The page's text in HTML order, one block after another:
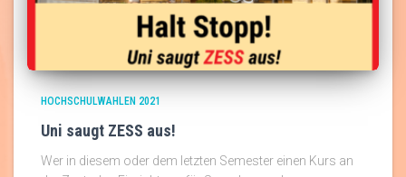
HOCHSCHULWAHLEN 2021
Uni saugt ZESS aus!
Wer in diesem oder dem letzten Semester einen Kurs an